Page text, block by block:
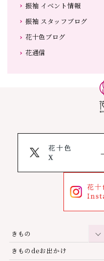
振袖 イベント情報
振袖 スタッフブログ
花十色ブログ
花通信
きもの
きものdeお出かけ